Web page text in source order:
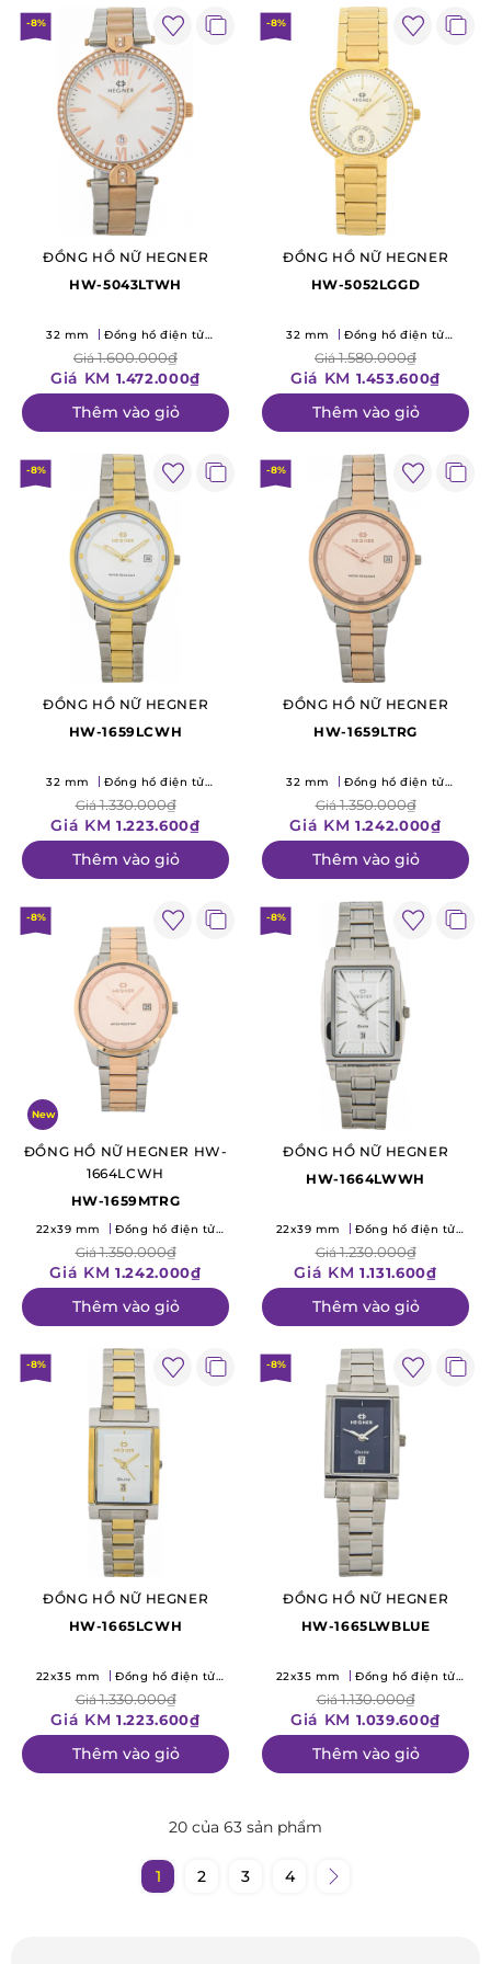
-8%
ĐỒNG HỒ NỮ HEGNER
HW-5043LTWH
32 mm
Đồng hồ điện tử
Giá1.600.000₫
Giá KM 1.472.000₫
Thêm vào giỏ
-8%
ĐỒNG HỒ NỮ HEGNER
HW-5052LGGD
32 mm
Đồng hồ điện tử
Giá1.580.000₫
Giá KM 1.453.600₫
Thêm vào giỏ
-8%
ĐỒNG HỒ NỮ HEGNER
HW-1659LCWH
32 mm
Đồng hồ điện tử
Giá1.330.000₫
Giá KM 1.223.600₫
Thêm vào giỏ
-8%
ĐỒNG HỒ NỮ HEGNER
HW-1659LTRG
32 mm
Đồng hồ điện tử
Giá1.350.000₫
Giá KM 1.242.000₫
Thêm vào giỏ
-8%
New
ĐỒNG HỒ NỮ HEGNER HW-
1664LCWH
HW-1659MTRG
22x39 mm
Đồng hồ điện tử
Giá1.350.000₫
Giá KM 1.242.000₫
Thêm vào giỏ
-8%
ĐỒNG HỒ NỮ HEGNER
HW-1664LWWH
22x39 mm
Đồng hồ điện tử
Giá1.230.000₫
Giá KM 1.131.600₫
Thêm vào giỏ
-8%
ĐỒNG HỒ NỮ HEGNER
HW-1665LCWH
22x35 mm
Đồng hồ điện tử
Giá1.330.000₫
Giá KM 1.223.600₫
Thêm vào giỏ
-8%
ĐỒNG HỒ NỮ HEGNER
HW-1665LWBLUE
22x35 mm
Đồng hồ điện tử
Giá1.130.000₫
Giá KM 1.039.600₫
Thêm vào giỏ
20 của 63 sản phẩm
1 2 3 4